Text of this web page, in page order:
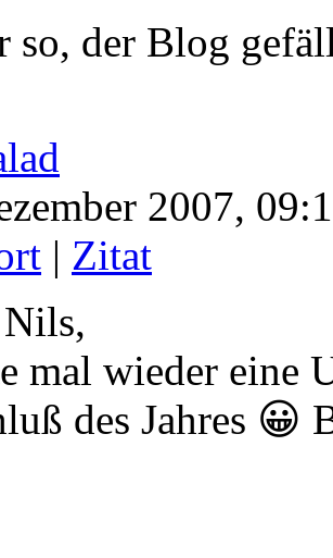
so, der Blog
2007,
| Zitat
mal wieder eine
des Jahres 😀